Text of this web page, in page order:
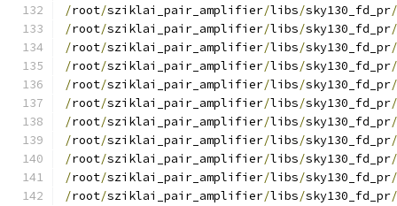
/root/sziklai_pair_amplifier/libs/sky130_fd_pr/
/root/sziklai_pair_amplifier/libs/sky130_fd_pr/
/root/sziklai_pair_amplifier/libs/sky130_fd_pr/
/root/sziklai_pair_amplifier/libs/sky130_fd_pr/
/root/sziklai_pair_amplifier/libs/sky130_fd_pr/
/root/sziklai_pair_amplifier/libs/sky130_fd_pr/
/root/sziklai_pair_amplifier/libs/sky130_fd_pr/
/root/sziklai_pair_amplifier/libs/sky130_fd_pr/
/root/sziklai_pair_amplifier/libs/sky130_fd_pr/
/root/sziklai_pair_amplifier/libs/sky130_fd_pr/
/root/sziklai_pair_amplifier/libs/sky130_fd_pr/